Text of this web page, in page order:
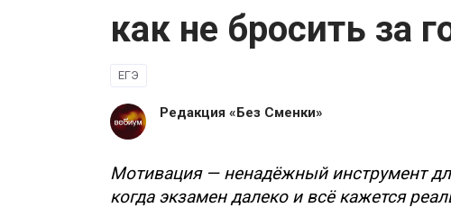
как не бросить за
ЕГЭ
Редакция «Без Сменки»
Мотивация — ненадёжный инструмент
когда экзамен далеко и всё кажется